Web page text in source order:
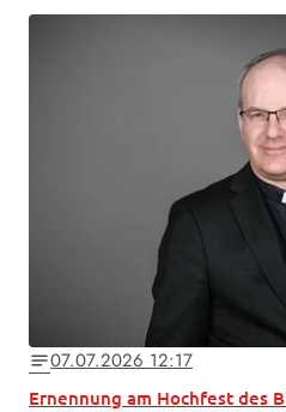
notes07.07.2026 12:17
Ernennung am Hochfest des